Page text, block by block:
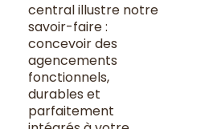
central illustre notre
savoir-faire :
concevoir des
agencements
fonctionnels,
durables et
parfaitement